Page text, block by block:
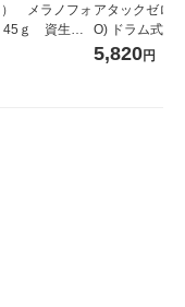
） メラノフォ
45ｇ 資生
アタックゼロ
O) ドラム式専
ガジャンボ
5,820円